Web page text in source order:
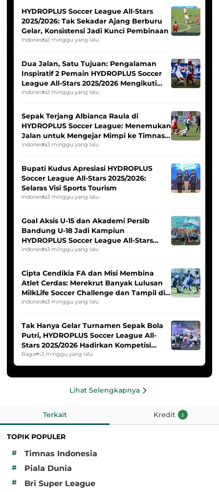
HYDROPLUS Soccer League All-Stars
2025/2026: Tak Sekadar Ajang Berburu
Gelar, Konsistensi Jadi Kunci Pembinaan
Indonesia2 minggu yang lalu
Dua Jalan, Satu Tujuan: Pengalaman
Inspiratif 2 Pemain HYDROPLUS Soccer
League All-Stars 2025/2026 Mengikuti
Seleksi Timnas Indonesia Putri
Indonesia2 minggu yang lalu
Sepak Terjang Albianca Raula di
HYDROPLUS Soccer League: Menemukan
Jalan untuk Mengejar Mimpi ke Timnas
Indonesia Putri
Indonesia3 minggu yang lalu
Bupati Kudus Apresiasi HYDROPLUS
Soccer League All-Stars 2025/2026:
Selaras Visi Sports Tourism
Indonesia3 minggu yang lalu
Goal Aksis U-15 dan Akademi Persib
Bandung U-18 Jadi Kampiun
HYDROPLUS Soccer League All-Stars
2025/2026
Indonesia3 minggu yang lalu
Cipta Cendikia FA dan Misi Membina
Atlet Cerdas: Merekrut Banyak Lulusan
MilkLife Soccer Challenge dan Tampil di
HYDROPLUS Soccer League
Indonesia3 minggu yang lalu
Tak Hanya Gelar Turnamen Sepak Bola
Putri, HYDROPLUS Soccer League All-
Stars 2025/2026 Hadirkan Kompetisi
Band dan Dance
Ragam3 minggu yang lalu
Lihat Selengkapnya
Terkait Kredit 2
TOPIK POPULER
#
Timnas Indonesia
# Piala Dunia
# Bri Super League